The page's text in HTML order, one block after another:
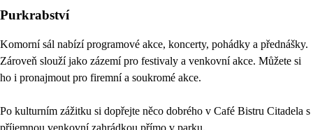
Purkrabství
Komorní sál nabízí programové akce, koncerty, pohádky a přednášky.
Zároveň slouží jako zázemí pro festivaly a venkovní akce. Můžete si
ho i pronajmout pro firemní a soukromé akce.
Po kulturním zážitku si dopřejte něco dobrého v Café Bistru Citadela s